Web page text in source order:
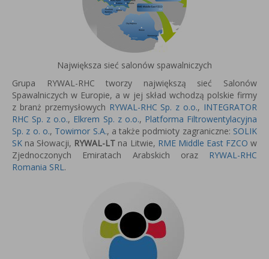
Największa sieć salonów spawalniczych
Grupa RYWAL-RHC tworzy największą sieć Salonów
Spawalniczych w Europie, a w jej skład wchodzą polskie firmy
z branż przemysłowych RYWAL-RHC Sp. z o.o., INTEGRATOR
RHC Sp. z o.o., Elkrem Sp. z o.o., Platforma Filtrowentylacyjna
Sp. z o. o., Towimor S.A., a także podmioty zagraniczne: SOLIK
SK na Słowacji, RYWAL-LT na Litwie, RME Middle East FZCO w
Zjednoczonych Emiratach Arabskich oraz RYWAL-RHC
Romania SRL.